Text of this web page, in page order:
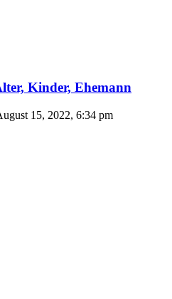
Kinder, Ehemann
15, 2022, 6:34 pm